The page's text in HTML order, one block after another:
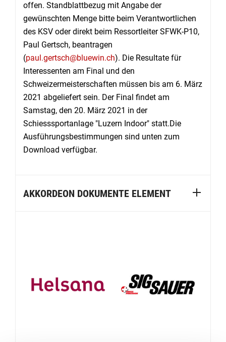
offen. Standblattbezug mit Angabe der
gewünschten Menge bitte beim Verantwortlichen
des KSV oder direkt beim Ressortleiter SFWK-P10,
Paul Gertsch, beantragen
(paul.gertsch@bluewin.ch). Die Resultate für
Interessenten am Final und den
Schweizermeisterschaften müssen bis am 6. März
2021 abgeliefert sein. Der Final findet am
Samstag, den 20. März 2021 in der
Schiesssportanlage "Luzern Indoor" statt.Die
Ausführungsbestimmungen sind unten zum
Download verfügbar.
AKKORDEON DOKUMENTE ELEMENT